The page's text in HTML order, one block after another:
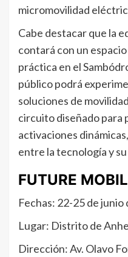
micromovilidad
Cabe destacar que la
contará con un
práctica en el
público podrá
soluciones de
circuito diseñado para
activaciones
entre la tecnología y
FUTURE
Fechas: 22-25 de junio
Lugar: Distrito de
Dirección: Av. Olavo